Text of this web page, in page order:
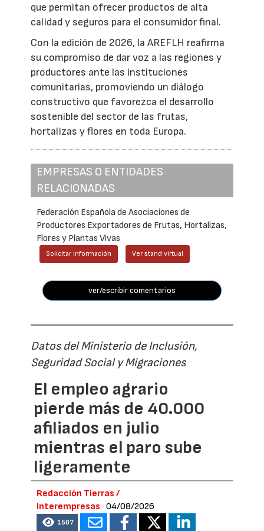
que permitan ofrecer productos de alta
calidad y seguros para el consumidor final.
Con la edición de 2026, la AREFLH reafirma
su compromiso de dar voz a las regiones y
productores ante las instituciones
comunitarias, promoviendo un diálogo
constructivo que favorezca el desarrollo
sostenible del sector de las frutas,
hortalizas y flores en toda Europa.
EMPRESAS O ENTIDADES
RELACIONADAS
Federación Española de Asociaciones de
Productores Exportadores de Frutas, Hortalizas,
Flores y Plantas Vivas
Solicitar información Ver stand virtual
ver/escribir comentarios
Datos del Ministerio de Inclusión,
Seguridad Social y Migraciones
El empleo agrario
pierde más de 40.000
afiliados en julio
mientras el paro sube
ligeramente
Redacción Tierras /
Interempresas
04/08/2026
1507